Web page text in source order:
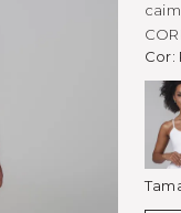
Cor: